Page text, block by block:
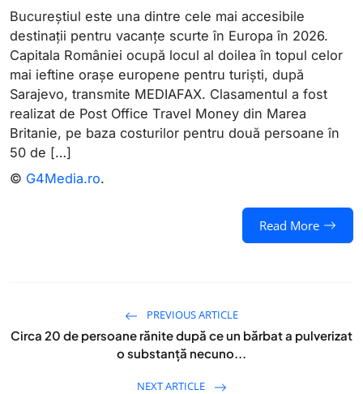
Bucureștiul este una dintre cele mai accesibile
destinații pentru vacanțe scurte în Europa în 2026.
Capitala României ocupă locul al doilea în topul celor
mai ieftine orașe europene pentru turiști, după
Sarajevo, transmite MEDIAFAX. Clasamentul a fost
realizat de Post Office Travel Money din Marea
Britanie, pe baza costurilor pentru două persoane în
50 de […]
© G4Media.ro.
Read More
PREVIOUS ARTICLE
Circa 20 de persoane rănite după ce un bărbat a pulverizat
o substanţă necuno...
NEXT ARTICLE